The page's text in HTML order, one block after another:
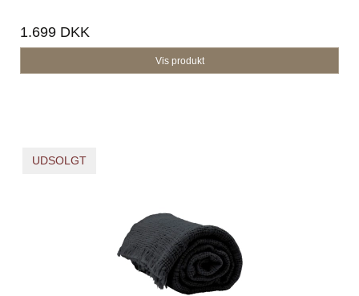
1.699 DKK
Vis produkt
UDSOLGT